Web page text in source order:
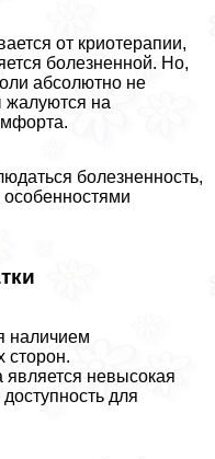
от криотерапии,
болезненной. Но,
абсолютно не
жалуются на
болезненность,
наличием
сторон.
невысокая
для